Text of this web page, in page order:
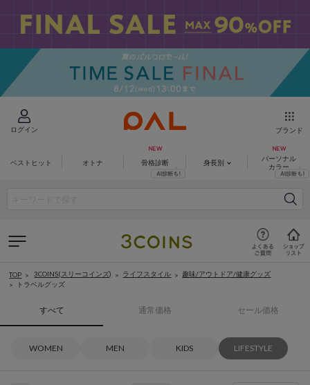
ログイン ブランド
ベストヒット オトナ 骨格診断 身長別
パーソナル
カラー
TOP 3COINS(スリーコインズ) ライフスタイル
趣味/アウトドア/健康グッズ
トラベルグッズ
すべて 通常価格 セール価格
WOMEN MEN KIDS LIFESTYLE